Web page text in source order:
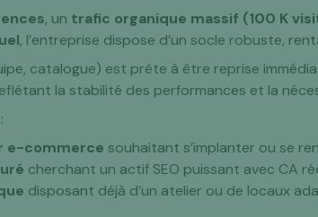
, un trafic organique massif (100 K
, l’entreprise dispose d’un socle robuste,
catalogue) est prête à être reprise
la stabilité des performances et la
e-commerce souhaitant s’implanter ou se
cherchant un actif SEO puissant avec CA
disposant déjà d’un atelier ou de locaux